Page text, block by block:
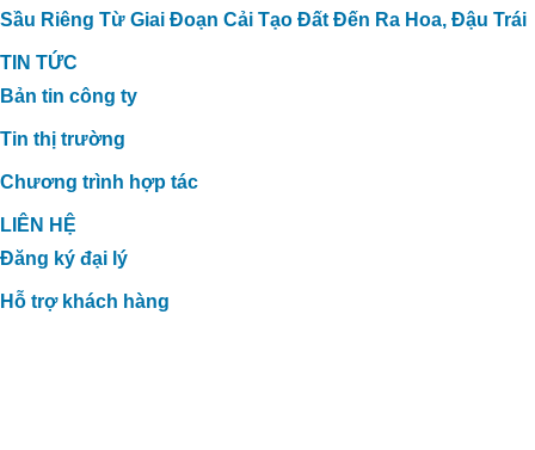
Sầu Riêng Từ Giai Đoạn Cải Tạo Đất Đến Ra Hoa, Đậu Trái
TIN TỨC
Bản tin công ty
Tin thị trường
Chương trình hợp tác
LIÊN HỆ
Đăng ký đại lý
Hỗ trợ khách hàng